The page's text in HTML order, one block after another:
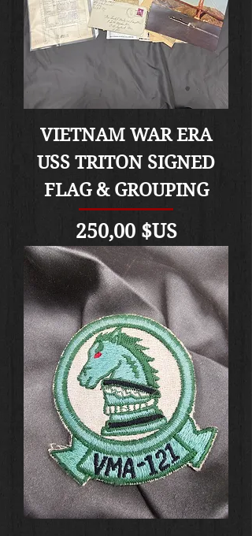
VIETNAM WAR ERA
USS TRITON SIGNED
FLAG & GROUPING
Prix
250,00 $US